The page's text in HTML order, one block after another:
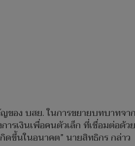
ของ บสย. ในการขยายบทบาทจ
ารเงินเพื่อคนตัวเล็ก ที่เชื่อมต่อ
ดขึ้นในอนาคต” นายสิทธิกร กล่าว